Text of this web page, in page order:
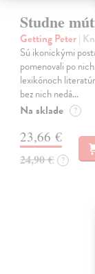
Studne
Getting Peter|
Sú ikonickými
pomenovali po
lexikónoch
bez nich nedá…
Na sklade ?
23,66 €
24,90 € ?